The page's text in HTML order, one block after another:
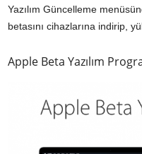
Yazılım Güncelleme
betasını cihazlarına indirip,
Apple Beta Yazılım